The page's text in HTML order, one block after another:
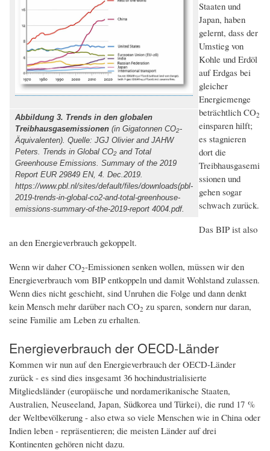
Abbildung 3. Trends in den globalen
Treibhausgasemissionen (in Gigatonnen CO2-
Äquivalenten). Quelle: JGJ Olivier and JAHW
Peters. Trends in Global CO2 and Total
Greenhouse Emissions. Summary of the 2019
Report EUR 29849 EN, 4. Dec.2019.
https://www.pbl.nl/sites/default/files/downloads(pbl-
2019-trends-in-global-co2-and-total-greenhouse-
emissions-summary-of-the-2019-report 4004.pdf.
Staaten und
Japan, haben
gelernt, dass der
Umstieg von
Kohle und Erdöl
auf Erdgas bei
gleicher
Energiemenge
beträchtlich CO2
einsparen hilft;
es stagnieren
dort die
Treibhausgasemi
ssionen und
gehen sogar
schwach zurück.
Das BIP ist also
an den Energieverbrauch gekoppelt.
Wenn wir daher CO2-Emissionen senken wollen, müssen wir den
Energieverbrauch vom BIP entkoppeln und damit Wohlstand zulassen.
Wenn dies nicht geschieht, sind Unruhen die Folge und dann denkt
kein Mensch mehr darüber nach CO2 zu sparen, sondern nur daran,
seine Familie am Leben zu erhalten.
Energieverbrauch der OECD-Länder
Kommen wir nun auf den Energieverbrauch der OECD-Länder
zurück - es sind dies insgesamt 36 hochindustrialisierte
Mitgliedsländer (europäische und nordamerikanische Staaten,
Australien, Neuseeland, Japan, Südkorea und Türkei), die rund 17 %
der Weltbevölkerung - also etwa so viele Menschen wie in China oder
Indien leben - repräsentieren; die meisten Länder auf drei
Kontinenten gehören nicht dazu.